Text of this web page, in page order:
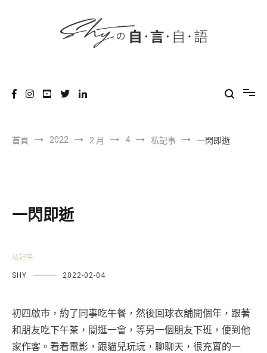
首頁 2022 2 月 4 私記事 一閃即逝
一閃即逝
私記事
SHY 2022-02-04
初四啟巿，約了同事吃午餐，然後回球衣舖開個年，跟著
和朋友吃下午茶，閒逛一會，等另一個朋友下班，便到他
家作客。看看電影，跟貓兒玩玩，聊聊天，很充實的一